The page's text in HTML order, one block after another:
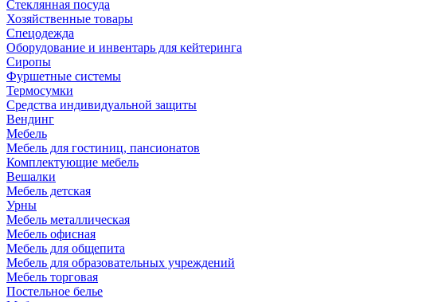
Стеклянная посуда
Хозяйственные товары
Спецодежда
Оборудование и инвентарь для кейтеринга
Сиропы
Фуршетные системы
Термосумки
Средства индивидуальной защиты
Вендинг
Мебель
Мебель для гостиниц, пансионатов
Комплектующие мебель
Вешалки
Мебель детская
Урны
Мебель металлическая
Мебель офисная
Мебель для общепита
Мебель для образовательных учреждений
Мебель торговая
Постельное белье